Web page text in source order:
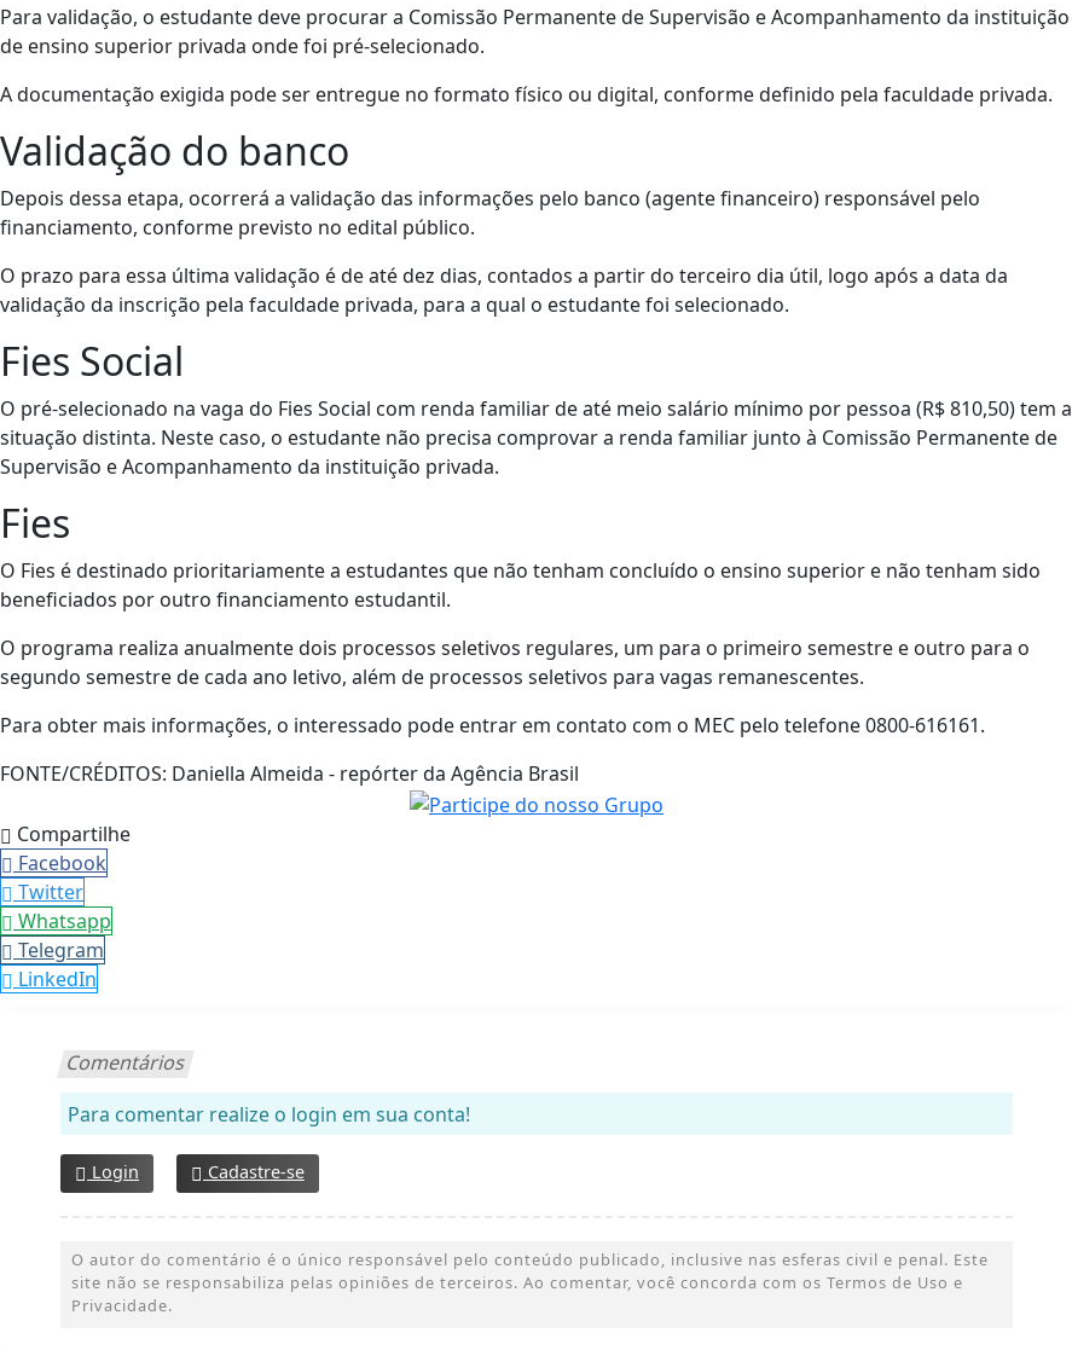
​​Para validação, o estudante deve procurar a Comissão Permanente de Supervisão e Acompanhamento da instituição
de ensino superior privada onde foi pré-selecionado.
A documentação exigida pode ser entregue no formato físico ou digital, conforme definido pela faculdade privada.
Validação do banco
Depois dessa etapa, ocorrerá a validação das informações pelo banco (agente financeiro) responsável pelo
financiamento, conforme previsto no edital público.
O prazo para essa última validação é de até dez dias, contados a partir do terceiro dia útil, logo após a data da
validação da inscrição pela faculdade privada, para a qual o estudante foi selecionado.
Fies Social
O pré-selecionado na vaga do Fies Social com renda familiar de até meio salário mínimo por pessoa (R$ 810,50) tem a
situação distinta. Neste caso, o estudante não precisa comprovar a renda familiar junto à Comissão Permanente de
Supervisão e Acompanhamento da instituição privada.
Fies
O Fies é destinado prioritariamente a estudantes que não tenham concluído o ensino superior e não tenham sido
beneficiados por outro financiamento estudantil.
O programa realiza anualmente dois processos seletivos regulares, um para o primeiro semestre e outro para o
segundo semestre de cada ano letivo, além de processos seletivos para vagas remanescentes.
Para obter mais informações, o interessado pode entrar em contato com o MEC pelo telefone 0800-616161.
FONTE/CRÉDITOS: Daniella Almeida - repórter da Agência Brasil
Compartilhe
Facebook
Twitter
Whatsapp
Telegram
LinkedIn
Comentários
Para comentar realize o login em sua conta!
Login Cadastre-se
O autor do comentário é o único responsável pelo conteúdo publicado, inclusive nas esferas civil e penal. Este
site não se responsabiliza pelas opiniões de terceiros. Ao comentar, você concorda com os Termos de Uso e
Privacidade.